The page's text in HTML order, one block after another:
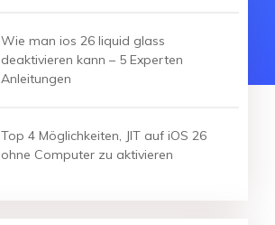
Wie man ios 26 liquid glass
deaktivieren kann – 5 Experten
Anleitungen
Top 4 Möglichkeiten, JIT auf iOS 26
ohne Computer zu aktivieren